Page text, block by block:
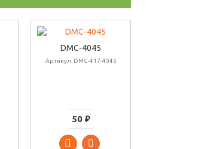
DMC-4045
Артикул: DMC-417-4045
50 ₽